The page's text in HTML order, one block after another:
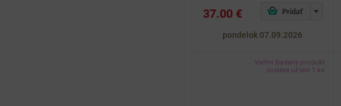
37.00 €
pondelok 07.09.2026
Veľmi žiadaný produkt
zostáva už len 1 ks